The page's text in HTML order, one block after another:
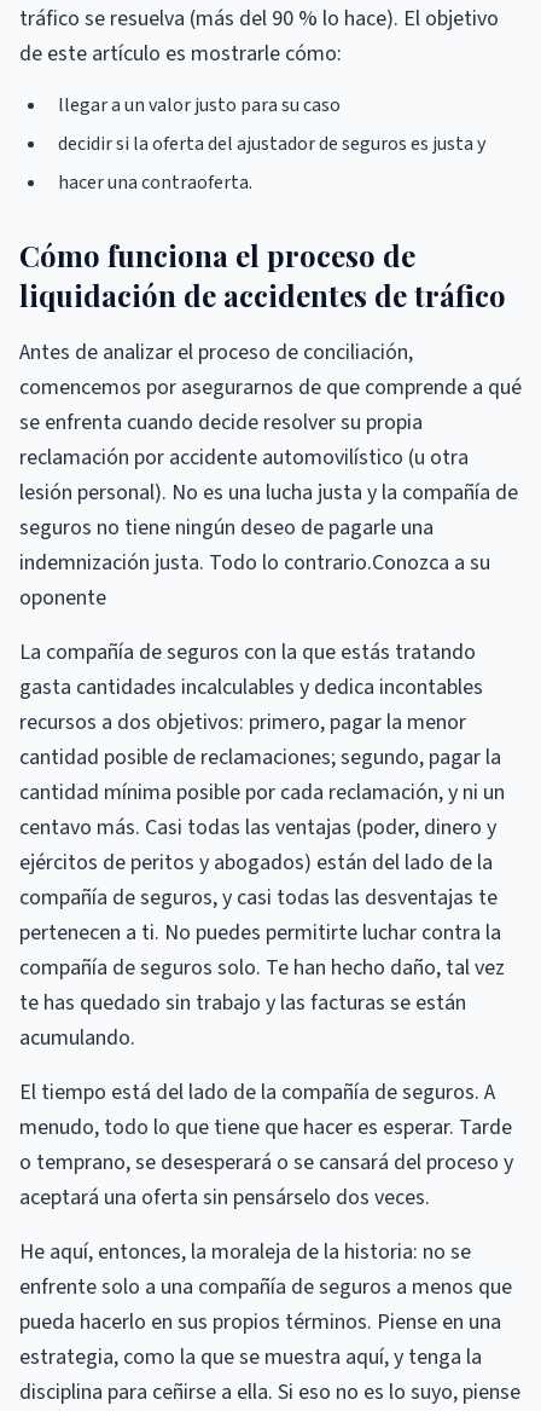
tráfico se resuelva (más del 90 % lo hace). El objetivo
de este artículo es mostrarle cómo:
llegar a un valor justo para su caso
decidir si la oferta del ajustador de seguros es justa y
hacer una contraoferta.
Cómo funciona el proceso de
liquidación de accidentes de tráfico
Antes de analizar el proceso de conciliación,
comencemos por asegurarnos de que comprende a qué
se enfrenta cuando decide resolver su propia
reclamación por accidente automovilístico (u otra
lesión personal). No es una lucha justa y la compañía de
seguros no tiene ningún deseo de pagarle una
indemnización justa. Todo lo contrario.Conozca a su
oponente
La compañía de seguros con la que estás tratando
gasta cantidades incalculables y dedica incontables
recursos a dos objetivos: primero, pagar la menor
cantidad posible de reclamaciones; segundo, pagar la
cantidad mínima posible por cada reclamación, y ni un
centavo más. Casi todas las ventajas (poder, dinero y
ejércitos de peritos y abogados) están del lado de la
compañía de seguros, y casi todas las desventajas te
pertenecen a ti. No puedes permitirte luchar contra la
compañía de seguros solo. Te han hecho daño, tal vez
te has quedado sin trabajo y las facturas se están
acumulando.
El tiempo está del lado de la compañía de seguros. A
menudo, todo lo que tiene que hacer es esperar. Tarde
o temprano, se desesperará o se cansará del proceso y
aceptará una oferta sin pensárselo dos veces.
He aquí, entonces, la moraleja de la historia: no se
enfrente solo a una compañía de seguros a menos que
pueda hacerlo en sus propios términos. Piense en una
estrategia, como la que se muestra aquí, y tenga la
disciplina para ceñirse a ella. Si eso no es lo suyo, piense